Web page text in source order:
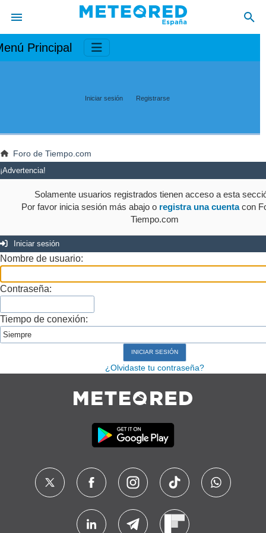
Principal
Iniciar sesión Registrarse
Foro de Tiempo.com
¡Advertencia!
Solamente usuarios registrados tienen acceso a esta
Por favor inicia sesión más abajo o registra una cuentacon
Tiempo.com
Iniciar sesión
Nombre de usuario:
Contraseña:
Tiempo de conexión:
¿Olvidaste tu contraseña?